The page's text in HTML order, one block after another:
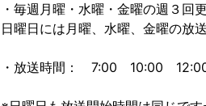
・毎週月曜・水曜・金曜の週３回
日曜日には月曜、水曜、金曜の放
・放送時間： 7:00 10:00